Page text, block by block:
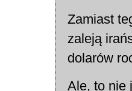
Zamiast
zaleją
dolarów
Ale, to nie